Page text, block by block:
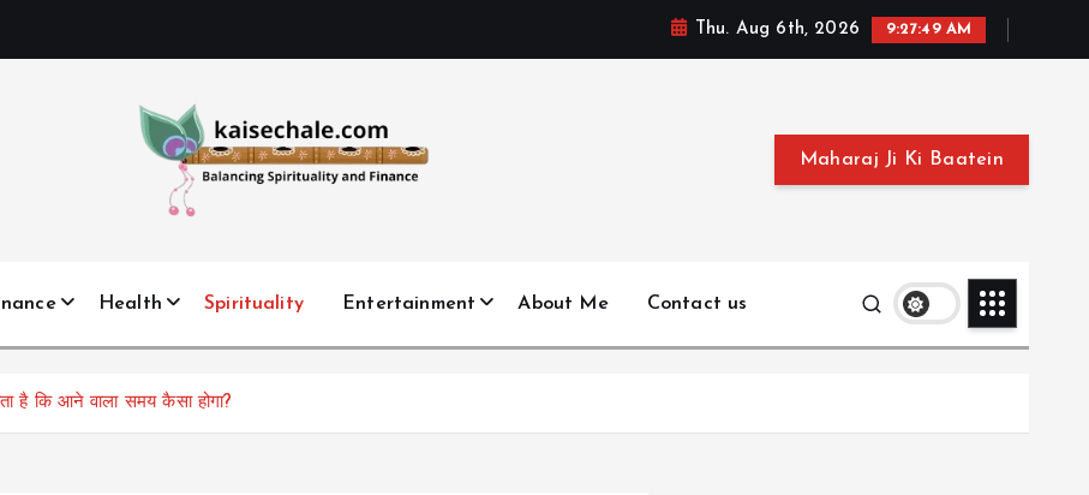
Thu. Aug 6th, 2026 9:27:50 AM
Maharaj Ji Ki Baatein
Health Spirituality Entertainment About Me Contact us
कि आने वाला समय कैसा होगा?